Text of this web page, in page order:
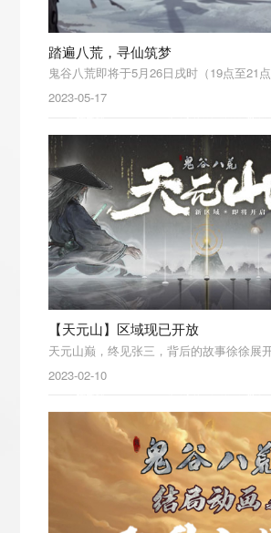
踏遍八荒，寻仙筑梦
鬼谷八荒即将于5月26日戌时（19点至21
2023-05-17
【天元山】区域现已开放
天元山巅，终见张三，背后的故事徐徐展开
2023-02-10